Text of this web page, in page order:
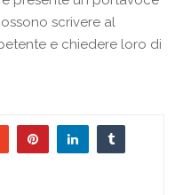
scrivere al
e chiedere loro di